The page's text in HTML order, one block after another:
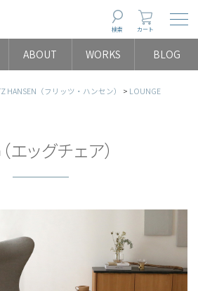
検索 カート
ABOUT WORKS BLOG
HANSEN（フリッツ・ハンセン）
LOUNGE
エッグチェア）